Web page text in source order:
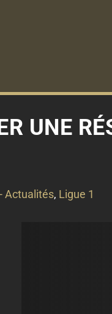
UNE
Actualités, Ligue 1